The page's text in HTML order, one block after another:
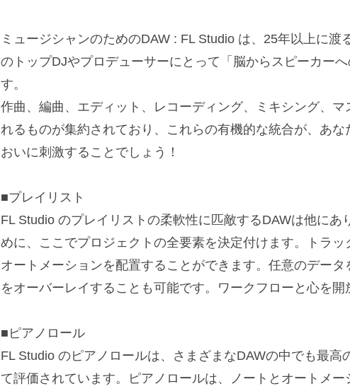
ミュージシャンのためのDAW : FL Studio は、25年以上に渡
のトップDJやプロデューサーにとって「脳からスピーカー
す。
作曲、編曲、エディット、レコーディング、ミキシング、マ
れるものが集約されており、これらの有機的な統合が、あ
おいに刺激することでしょう！
■プレイリスト
FL Studio のプレイリストの柔軟性に匹敵するDAWは他にあ
めに、ここでプロジェクトの全要素を決定付けます。トラッ
オートメーションを配置することができます。任意のデー
をオーバーレイすることも可能です。ワークフローと心を開
■ピアノロール
FL Studio のピアノロールは、さまざまなDAWの中でも最高
て評価されています。ピアノロールは、ノートとオートメー